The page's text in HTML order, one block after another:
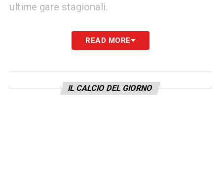
ultime gare stagionali.
Sky Sport,domani sono previsti
incontri in sede: argomenti relativi alla
occorrerà aspettare la fine della stagione
READ MORE
IL CALCIO DEL GIORNO